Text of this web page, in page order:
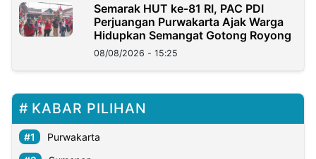
Semarak HUT ke-81 RI, PAC PDI
Perjuangan Purwakarta Ajak Warga
Hidupkan Semangat Gotong Royong
08/08/2026 - 15:25
KABAR PILIHAN
Purwakarta